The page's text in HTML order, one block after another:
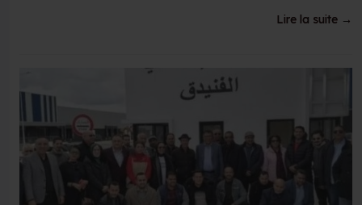
Lire la suite →